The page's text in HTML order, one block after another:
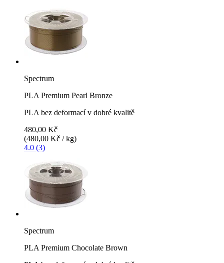
Spectrum
PLA Premium Pearl Bronze
PLA bez deformací v dobré kvalitě
480,00 Kč
(480,00 Kč / kg)
4.0 (3)
Spectrum
PLA Premium Chocolate Brown